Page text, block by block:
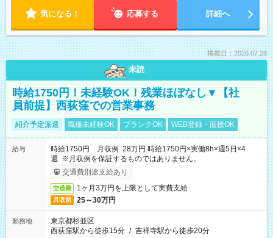
気になる！ 応募する 詳細へ
掲載日：2026.07.28
未読
時給1750円！未経験OK！残業ほぼなし▼【社
員前提】西荻窪での営業事務
紹介予定派遣 職種未経験OK ブランクOK WEB登録・面接OK
給与
時給1750円 月収例 28万円 時給1750円×実働8h×週5日×4
週 ※月収例を保証するものではありません。
交通費別途支給あり
交通費 1ヶ月3万円を上限として実費支給
月収例 25～30万円
勤務地
東京都杉並区
西荻窪駅から徒歩15分 / 吉祥寺駅から徒歩20分